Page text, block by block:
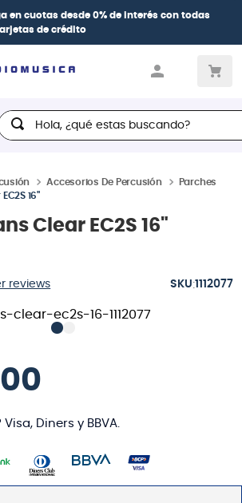
en cuotas desde 0% de interés con todas
de crédito
¿qué estas buscando?
Accesorios De Percusión
Parches
16"
Clear EC2S 16"
reviews :1112077
00
Diners y BBVA.